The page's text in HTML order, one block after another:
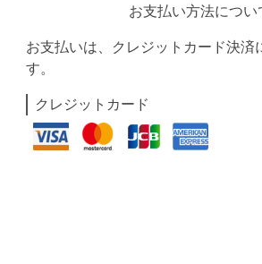
お支払い方法につい
お支払いは、クレジットカード決済
す。
クレジットカード